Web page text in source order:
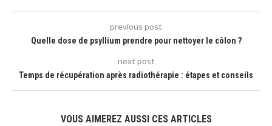
previous post
Quelle dose de psyllium prendre pour nettoyer le côlon ?
next post
Temps de récupération après radiothérapie : étapes et conseils
VOUS AIMEREZ AUSSI CES ARTICLES